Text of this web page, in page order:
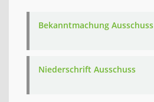
Bekanntmachung Ausschuss
Niederschrift Ausschuss